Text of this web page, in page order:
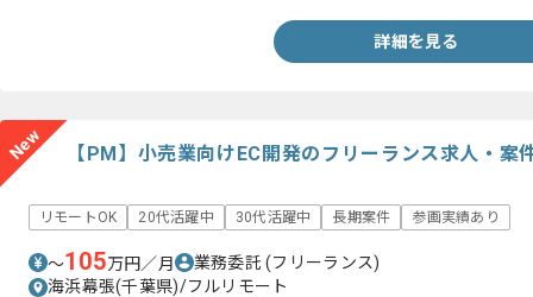
詳細を見る
New 【PM】小売業向けEC開発のフリーランス求人・案
リモートOK 20代活躍中 30代活躍中 長期案件 参画実績あり
〜105万円／月 業務委託(フリーランス)
海浜幕張(千葉県)/フルリモート